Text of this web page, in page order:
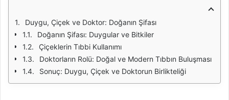
Duygu, Çiçek ve Doktor: Doğanın Şifası
Doğanın Şifası: Duygular ve Bitkiler
Çiçeklerin Tıbbi Kullanımı
Doktorların Rolü: Doğal ve Modern Tıbbın Buluşması
Sonuç: Duygu, Çiçek ve Doktorun Birlikteliği